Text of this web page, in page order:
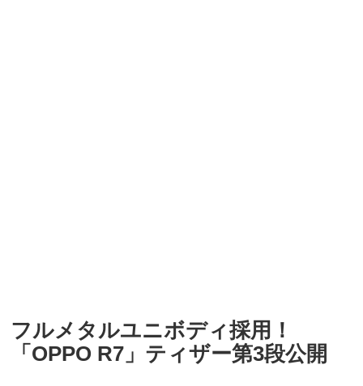
フルメタルユニボディ採用！
「OPPO R7」ティザー第3段公開